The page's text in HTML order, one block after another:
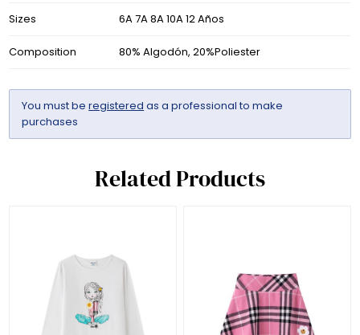
Sizes 6A 7A 8A 10A 12 Años
Composition 80% Algodón, 20%Poliester
You must beregistered as a professional to make
purchases
Related Products